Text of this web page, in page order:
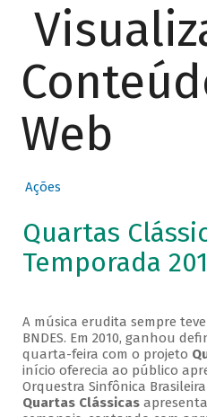
Web
Ações
Quartas
Temporada
A música erudita sempre
BNDES. Em 2010, ganhou
quarta-feira com o projeto
início oferecia ao público
Orquestra Sinfônica
Quartas Clássicas